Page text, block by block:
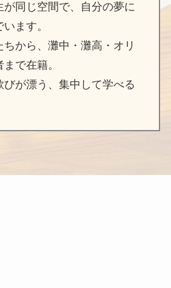
が同じ空間で、自分の夢に
ます。
から、灘中・灘高・オリ
で在籍。
びが漂う、集中して学べる